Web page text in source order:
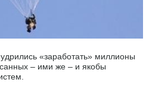
«заработать» миллионы
– ими же – и якобы